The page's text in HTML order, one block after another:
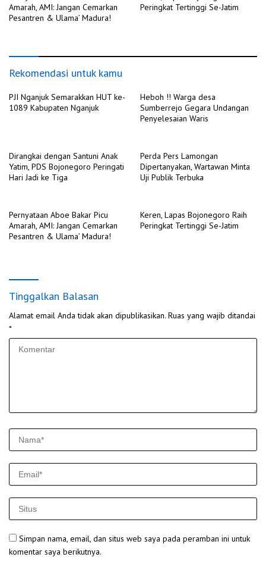
Amarah, AMI: Jangan Cemarkan
Pesantren & Ulama’ Madura!
Peringkat Tertinggi Se-Jatim
Rekomendasi untuk kamu
PJI Nganjuk Semarakkan HUT ke-
1089 Kabupaten Nganjuk
Heboh !! Warga desa
Sumberrejo Gegara Undangan
Penyelesaian Waris
Dirangkai dengan Santuni Anak
Yatim, PDS Bojonegoro Peringati
Hari Jadi ke Tiga
Perda Pers Lamongan
Dipertanyakan, Wartawan Minta
Uji Publik Terbuka
Pernyataan Aboe Bakar Picu
Amarah, AMI: Jangan Cemarkan
Pesantren & Ulama’ Madura!
Keren, Lapas Bojonegoro Raih
Peringkat Tertinggi Se-Jatim
Tinggalkan Balasan
Alamat email Anda tidak akan dipublikasikan. Ruas yang wajib ditandai
*
Simpan nama, email, dan situs web saya pada peramban ini untuk
komentar saya berikutnya.